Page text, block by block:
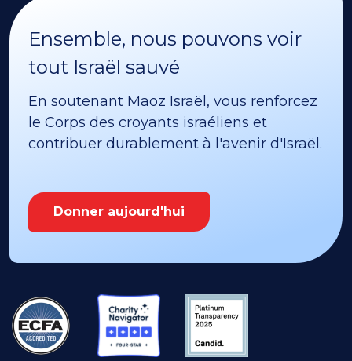
Ensemble, nous pouvons voir
tout Israël sauvé
En soutenant Maoz Israël, vous renforcez
le Corps des croyants israéliens et
contribuer durablement à l'avenir d'Israël.
Donner aujourd'hui